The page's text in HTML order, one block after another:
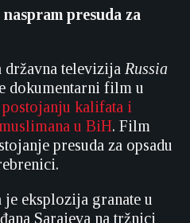
presuda za
državna televizija Russia
dokumentarni film u
kalifata i
u BiH. Film
presuda za opsadu
eksplozija granate u
Sarajeva na tržnici